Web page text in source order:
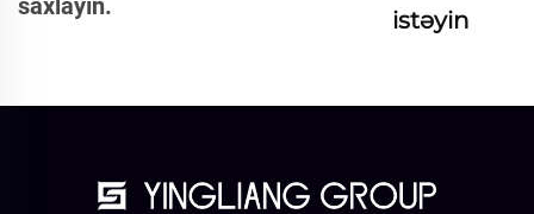
saxlayın.
istəyin